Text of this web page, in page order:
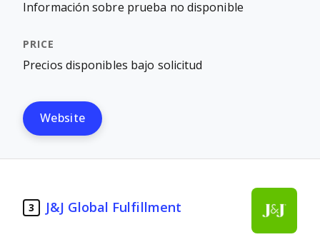
Información sobre prueba no disponible
Precios disponibles bajo solicitud
Website
3 J&J Global Fulfillment